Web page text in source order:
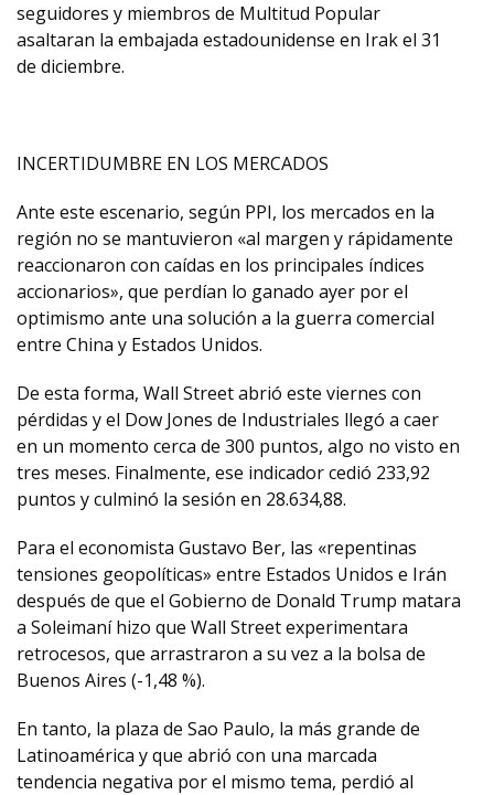
seguidores y miembros de Multitud Popular
asaltaran la embajada estadounidense en Irak el 31
de diciembre.
INCERTIDUMBRE EN LOS MERCADOS
Ante este escenario, según PPI, los mercados en la
región no se mantuvieron «al margen y rápidamente
reaccionaron con caídas en los principales índices
accionarios», que perdían lo ganado ayer por el
optimismo ante una solución a la guerra comercial
entre China y Estados Unidos.
De esta forma, Wall Street abrió este viernes con
pérdidas y el Dow Jones de Industriales llegó a caer
en un momento cerca de 300 puntos, algo no visto en
tres meses. Finalmente, ese indicador cedió 233,92
puntos y culminó la sesión en 28.634,88.
Para el economista Gustavo Ber, las «repentinas
tensiones geopolíticas» entre Estados Unidos e Irán
después de que el Gobierno de Donald Trump matara
a Soleimaní hizo que Wall Street experimentara
retrocesos, que arrastraron a su vez a la bolsa de
Buenos Aires (-1,48 %).
En tanto, la plaza de Sao Paulo, la más grande de
Latinoamérica y que abrió con una marcada
tendencia negativa por el mismo tema, perdió al